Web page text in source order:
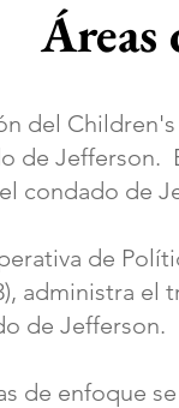
Áreas
del
de Jefferson.
condado de
de
administra el
de Jefferson.
de enfoque